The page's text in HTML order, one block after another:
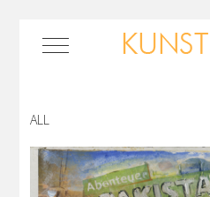
Mobile Menu Toggle
ALL